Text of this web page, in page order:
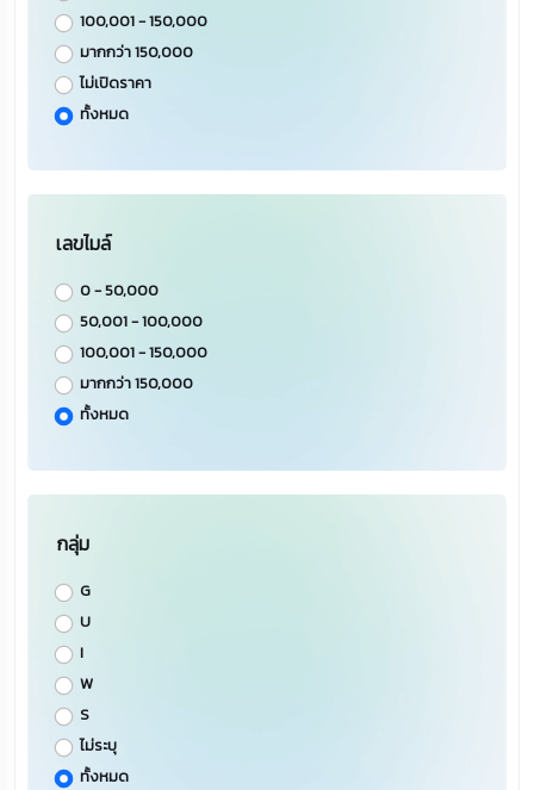
100,001 - 150,000
มากกว่า 150,000
ไม่เปิดราคา
ทั้งหมด
เลขไมล์
0 - 50,000
50,001 - 100,000
100,001 - 150,000
มากกว่า 150,000
ทั้งหมด
กลุ่ม
G
U
I
W
S
ไม่ระบุ
ทั้งหมด